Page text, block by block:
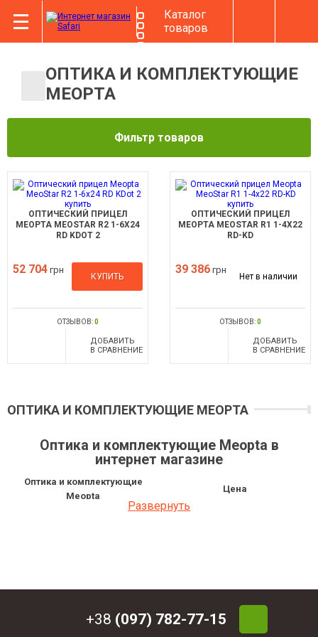
Каталог
товаров
ОПТИКА И КОМПЛЕКТУЮЩИЕ
MEOPTA
Фильтр товаров
ОПТИЧЕСКИЙ ПРИЦЕЛ
MEOPTA MEOSTAR R2 1-6X24
RD KDOT 2
52 704 грн
КУПИТЬ
ОТЗЫВОВ:0
ДОБАВИТЬ
В СРАВНЕНИЕ
ОПТИЧЕСКИЙ ПРИЦЕЛ
MEOPTA MEOSTAR R1 1-4X22
RD-KD
39 386 грн
Нет в наличии
ОТЗЫВОВ:0
ДОБАВИТЬ
В СРАВНЕНИЕ
ОПТИКА И КОМПЛЕКТУЮЩИЕ MEOPTA
Оптика и комплектующие Meopta в
интернет магазине
Оптика и комплектующие
Meopta
Цена
Оптический прицел MeoptaРазвернуть
+38 (097) 782-77-15